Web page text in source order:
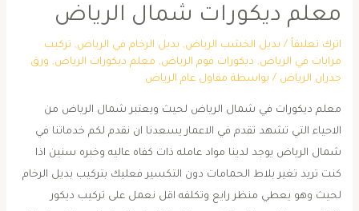
معلم ديكورات شمال الرياض
اترك تعليقاً / بديل الخشب الرياض, بديل الرخام في الرياض, تركيب
مرايات في الرياض, ديكورات فوم الرياض, معلم ديكورات الرياض, ورق
جدران الرياض / بواسطة مقاول عام الرياض
معلم ديكورات في شمال الرياض لحيث ويعتبر شمال الرياض من
الاحياء التي تشهد تقدم في الاعمار يسعدنا ان نقدم لكم خدماتنا في
شمال الرياض يوجد لدينا مواد عامله ذات كفاه عاليه وخبره سنين اذا
كنت تريد تغير بلاط الحمامات دون التكسير فعليك بتركيب بديل الرخام
لحيث وهو يعطي منظر رايع وتكلفه اقل نعمل على تركيب ديكور